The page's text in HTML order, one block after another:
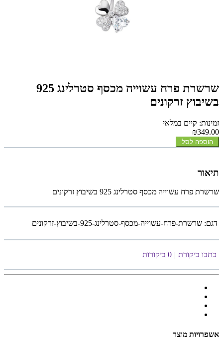
שרשרת פרח עשוייה מכסף סטרלינג 925
בשיבוץ זרקונים
זמינות: קיים במלאי
₪349.00
הוספה לסל
תיאור
שרשרת פרח עשוייה מכסף סטרלינג 925 בשיבוץ זרקונים
דגם: שרשרת-פרח-עשוייה-מכסף-סטרלינג-925-בשיבוץ-זרקונים
כתבו ביקורת | 0 ביקורות
אשפרויות מוצר